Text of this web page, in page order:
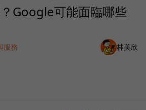
Google可能面臨哪些
服務 林美欣